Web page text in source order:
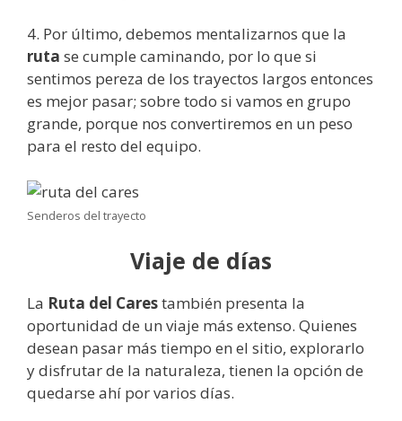
4. Por último, debemos mentalizarnos que la
ruta se cumple caminando, por lo que si
sentimos pereza de los trayectos largos entonces
es mejor pasar; sobre todo si vamos en grupo
grande, porque nos convertiremos en un peso
para el resto del equipo.
Senderos del trayecto
Viaje de días
La Ruta del Carestambién presenta la
oportunidad de un viaje más extenso. Quienes
desean pasar más tiempo en el sitio, explorarlo
y disfrutar de la naturaleza, tienen la opción de
quedarse ahí por varios días.